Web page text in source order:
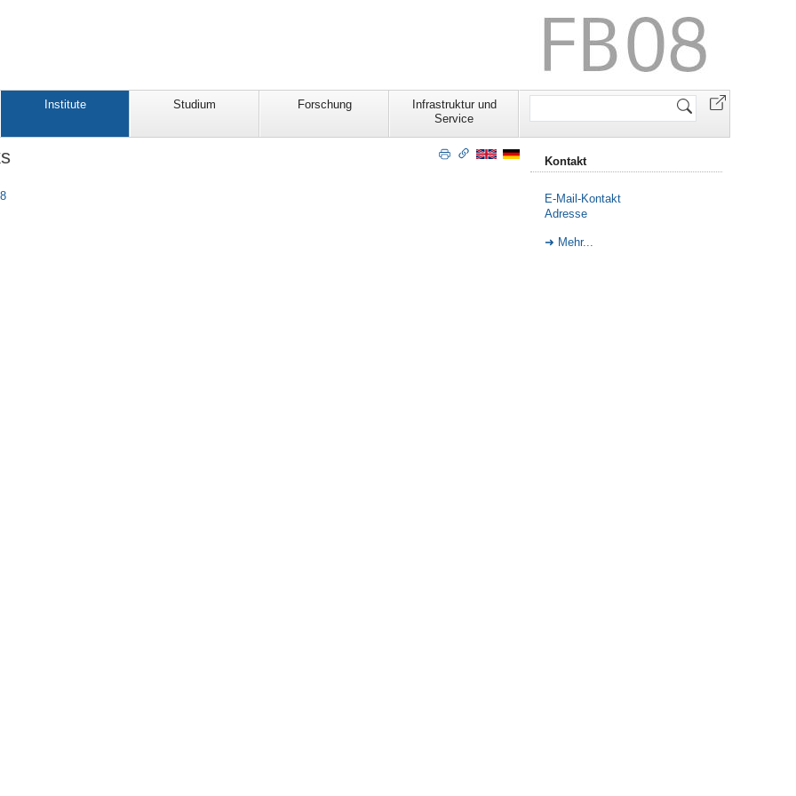
Institute Studium Forschung
Infrastruktur und
Service
Website
Kontakt
E-Mail-Kontakt
Adresse
Mehr...